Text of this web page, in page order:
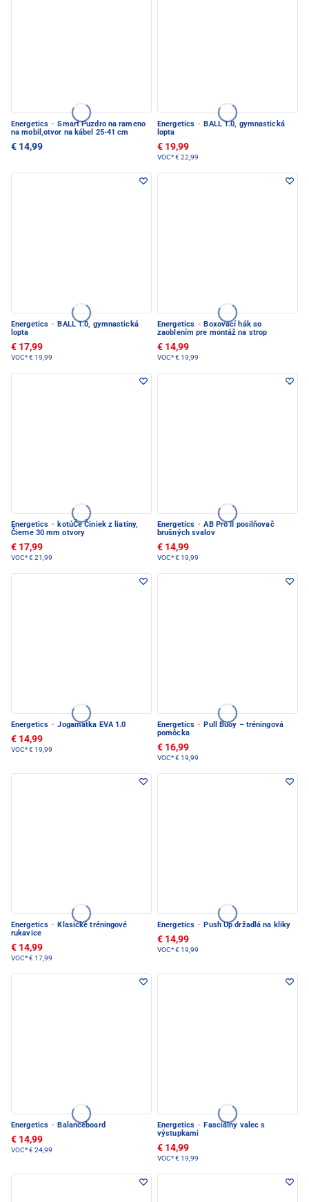
Energetics · Smart Puzdro na rameno
na mobil,otvor na kábel 25-41 cm
€ 14,99
Energetics · BALL 1.0, gymnastická
lopta
€ 19,99
VOC*€ 22,99
Energetics · BALL 1.0, gymnastická
lopta
€ 17,99
VOC*€ 19,99
Energetics · Boxovací hák so
zaoblením pre montáž na strop
€ 14,99
VOC*€ 19,99
Energetics · kotúČe Činiek z liatiny,
Čierne 30 mm otvory
€ 17,99
VOC*€ 21,99
Energetics · AB Pro II posilňovač
brušných svalov
€ 14,99
VOC*€ 19,99
Energetics · Jogamatka EVA 1.0
€ 14,99
VOC*€ 19,99
Energetics · Pull Buoy – tréningová
pomôcka
€ 16,99
VOC*€ 19,99
Energetics · Klasické tréningové
rukavice
€ 14,99
VOC*€ 17,99
Energetics · Push Up držadlá na kliky
€ 14,99
VOC*€ 19,99
Energetics · Balanceboard
€ 14,99
VOC*€ 24,99
Energetics · Fasciálny valec s
výstupkami
€ 14,99
VOC*€ 19,99